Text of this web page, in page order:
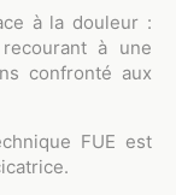
à la douleur :
à une
confronté aux
FUE est